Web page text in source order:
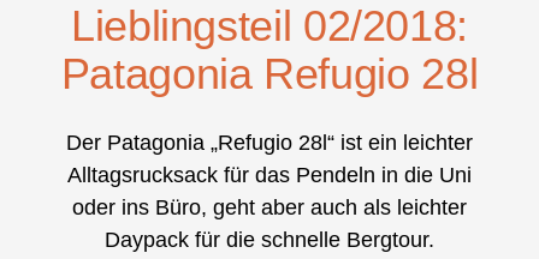
Lieblingsteil 02/2018:
Patagonia Refugio 28l
Der Patagonia „Refugio 28l“ ist ein leichter
Alltagsrucksack für das Pendeln in die Uni
oder ins Büro, geht aber auch als leichter
Daypack für die schnelle Bergtour.